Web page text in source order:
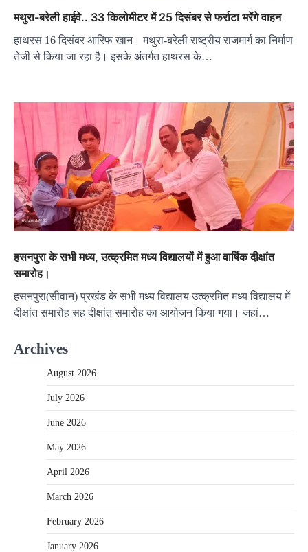
मथुरा-बरेली हाईवे.. 33 किलोमीटर में 25 दिसंबर से फर्राटा भरेंगे वाहन
हाथरस 16 दिसंबर आरिफ खान। मथुरा-बरेली राष्ट्रीय राजमार्ग का निर्माण
तेजी से किया जा रहा है। इसके अंतर्गत हाथरस के…
हसनपुरा के सभी मध्य, उत्क्रमित मध्य विद्यालयों में हुआ वार्षिक दीक्षांत
समारोह।
हसनपुरा(सीवान) प्रखंड के सभी मध्य विद्यालय उत्क्रमित मध्य विद्यालय में
दीक्षांत समारोह सह दीक्षांत समारोह का आयोजन किया गया। जहां…
Archives
August 2026
July 2026
June 2026
May 2026
April 2026
March 2026
February 2026
January 2026